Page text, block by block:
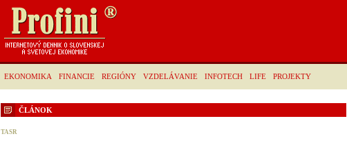
EKONOMIKA FINANCIE REGIÓNY VZDELÁVANIE INFOTECH LIFE PROJEKTY
ČLÁNOK
TASR